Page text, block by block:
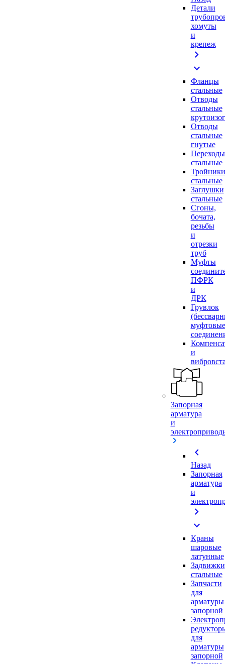
Детали
хомуты
и
крепеж
chevron_right
expand_more
Фланцы
стальные
Отводы
стальные
Отводы
стальные
гнутые
Переходы
стальные
Тройники
стальные
Заглушки
стальные
Сгоны,
бочата,
резьбы
и
отрезки
труб
Муфты
ПФРК
и
ДРК
Грувлок
муфтовые
и
Запорная
арматура
и
chevron_left
Назад
Запорная
арматура
и
chevron_right
expand_more
Краны
шаровые
латунные
Задвижки
стальные
Запчасти
для
арматуры
запорной
для
арматуры
запорной